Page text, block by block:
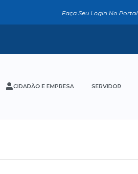
Faça Seu Login No Portal
CIDADÃO E EMPRESA SERVIDOR